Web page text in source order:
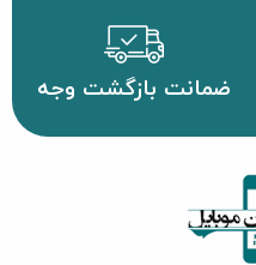
ضمانت بازگشت وجه